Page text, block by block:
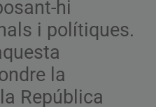
hi
i polítiques.
la
República